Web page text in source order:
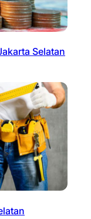
Selatan